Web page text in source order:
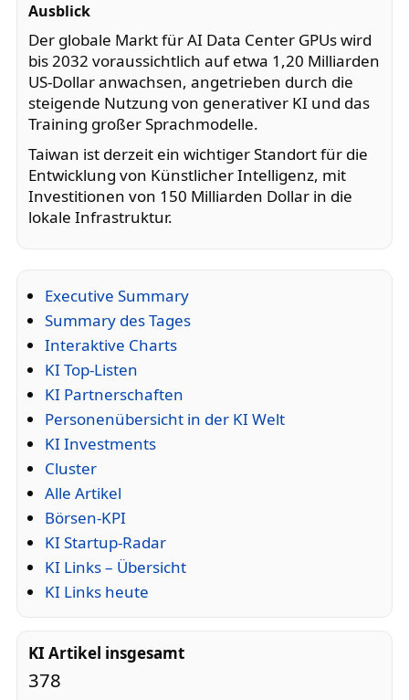
Ausblick
Der globale Markt für AI Data Center GPUs wird
bis 2032 voraussichtlich auf etwa 1,20 Milliarden
US-Dollar anwachsen, angetrieben durch die
steigende Nutzung von generativer KI und das
Training großer Sprachmodelle.
Taiwan ist derzeit ein wichtiger Standort für die
Entwicklung von Künstlicher Intelligenz, mit
Investitionen von 150 Milliarden Dollar in die
lokale Infrastruktur.
Executive Summary
Summary des Tages
Interaktive Charts
KI Top-Listen
KI Partnerschaften
Personenübersicht in der KI Welt
KI Investments
Cluster
Alle Artikel
Börsen-KPI
KI Startup-Radar
KI Links – Übersicht
KI Links heute
KI Artikel insgesamt
378